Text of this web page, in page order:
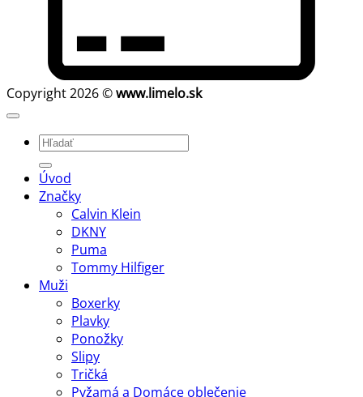
Copyright 2026 ©www.limelo.sk
Hľadať:
Úvod
Značky
Calvin Klein
DKNY
Puma
Tommy Hilfiger
Muži
Boxerky
Plavky
Ponožky
Slipy
Tričká
Pyžamá a Domáce oblečenie